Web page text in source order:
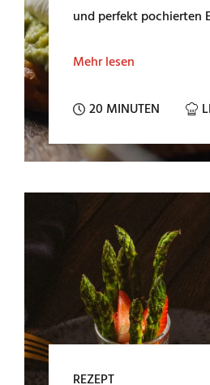
und perfekt pochierten
Mehr lesen
20 MINUTEN
REZEPT